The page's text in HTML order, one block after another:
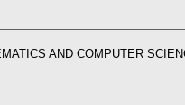
AND COMPUTER